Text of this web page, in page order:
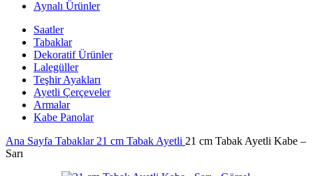
Aynalı Ürünler
Saatler
Tabaklar
Dekoratif Ürünler
Lalegüller
Teşhir Ayakları
Ayetli Çerçeveler
Armalar
Kabe Panolar
Ana Sayfa Tabaklar 21 cm Tabak Ayetli 21 cm Tabak Ayetli Kabe –
Sarı